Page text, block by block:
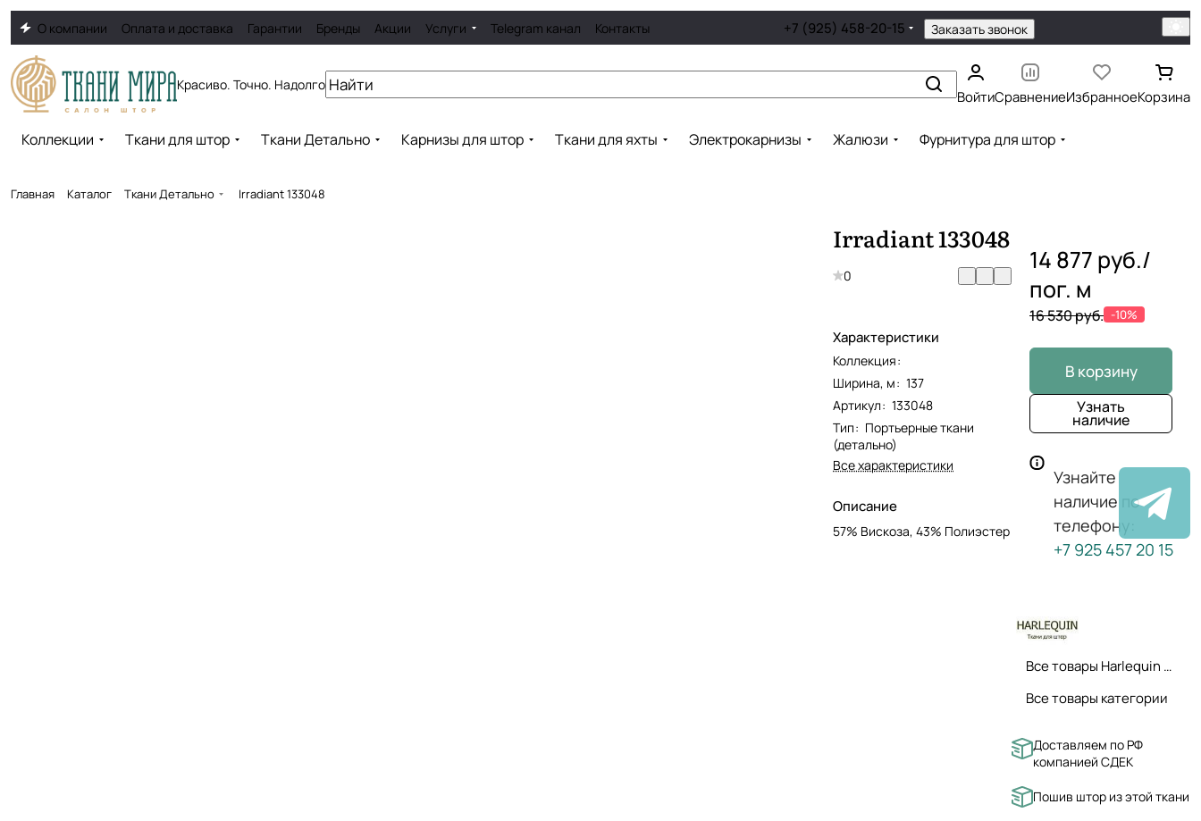
О компании Оплата и доставка Гарантии Бренды Акции Услуги Telegram канал Контакты +7 (925) 458-20-15 Заказать звонок
Красиво. Точно. Надолго
ВойтиСравнениеИзбранноеКорзина
Коллекции Ткани для штор Ткани Детально Карнизы для штор Ткани для яхты Электрокарнизы Жалюзи Фурнитура для штор
Главная Каталог Ткани Детально Irradiant 133048
Irradiant 133048
0
Характеристики
Коллекция:
Ширина, м: 137
Артикул: 133048
Тип: Портьерные ткани
(детально)
Все характеристики
Описание
57% Вискоза, 43% Полиэстер
14 877 руб./
пог. м
16 530 руб. -10%
В корзину
Узнать
наличие
Узнайте
наличие по
телефону:
+7 925 457 20 15
Все товары Harlequin ткани
Все товары категории
Доставляем по РФ
компанией СДЕК
Пошив штор из этой ткани